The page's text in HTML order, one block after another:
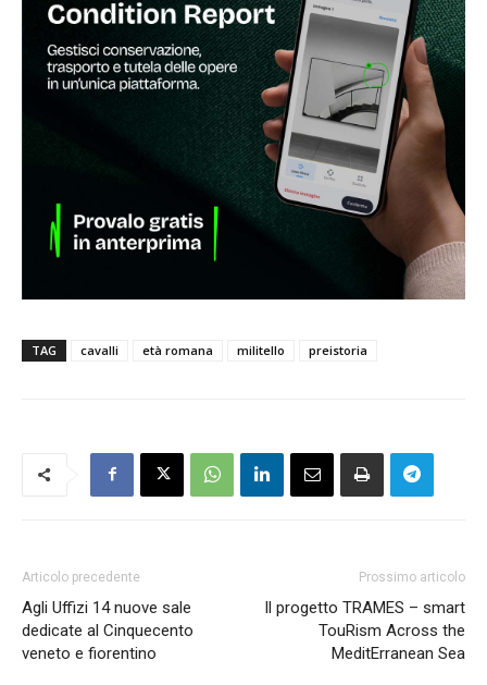
TAG cavalli età romana militello preistoria
Articolo precedente
Agli Uffizi 14 nuove sale
dedicate al Cinquecento
veneto e fiorentino
Prossimo articolo
Il progetto TRAMES – smart
TouRism Across the
MeditErranean Sea